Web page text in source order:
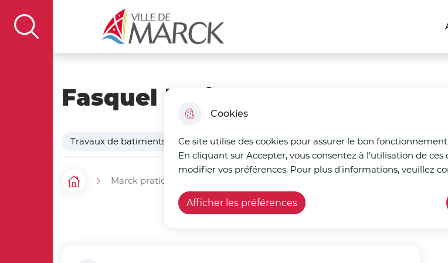
Cookies
Ce site utilise des cookies pour assurer le bon
En cliquant sur Accepter, vous consentez à l'utilisation de
modifier vos préférences. Pour plus d'informations, veuillez
Afficher les préférences
Aller au menu Aller à la recherche Aller au contenu principal Consulter le plan du
display the search field
Ville de Marck
a
v
t
i
Fasquel batiment
Travaux de batiments
FAccueil Marck pratique